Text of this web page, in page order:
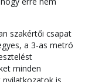
szakértői csapat
a 3-as metró
minden